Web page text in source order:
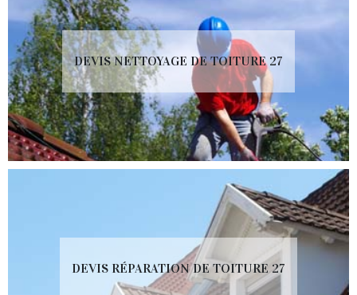
DEVIS NETTOYAGE DE TOITURE 27
DEVIS RÉPARATION DE TOITURE 27